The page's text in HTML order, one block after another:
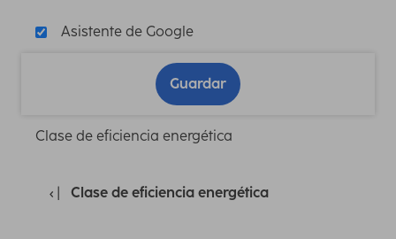
Asistente de Google
Guardar
Clase de eficiencia energética
Clase de eficiencia energética